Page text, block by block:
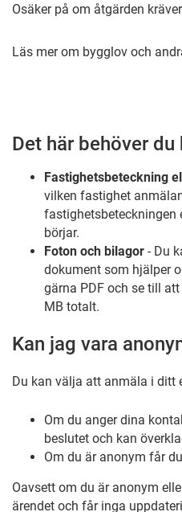
Osäker på om åtgärden
Läs mer om bygglov och
Det här behöver du
Fastighetsbeteckning
vilken fastighet
fastighetsbeteckningen
börjar.
Foton och bilagor - Du
dokument som hjälper
gärna PDF och se till
MB totalt.
Kan jag vara
Du kan välja att anmäla i ditt
Om du anger dina
beslutet och kan
Om du är anonym får
Oavsett om du är anonym
ärendet och får inga